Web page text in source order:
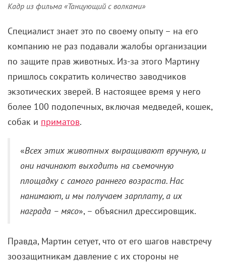
Кадр из фильма «Танцующий с волками»
Специалист знает это по своему опыту – на его
компанию не раз подавали жалобы организации
по защите прав животных. Из-за этого Мартину
пришлось сократить количество заводчиков
экзотических зверей. В настоящее время у него
более 100 подопечных, включая медведей, кошек,
собак и приматов.
«Всех этих животных выращивают вручную, и
они начинают выходить на съемочную
площадку с самого раннего возраста. Нас
нанимают, и мы получаем зарплату, а их
награда – мясо», – объяснил дрессировщик.
Правда, Мартин сетует, что от его шагов навстречу
зоозащитникам давление с их стороны не